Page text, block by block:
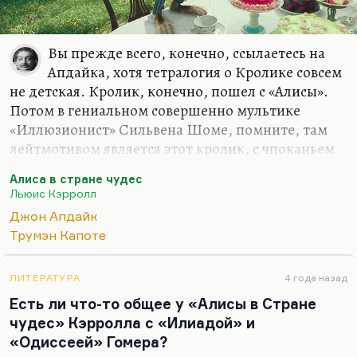
Вы прежде всего, конечно, ссылаетесь на
Апдайка, хотя тетралогия о Кролике совсем
не детская. Кролик, конечно, пошел с «Алисы».
Потом в гениальном совершенно мультике
«Иллюзионист» Сильвена Шоме, помните, там
лейтмотивом является этот кролик, с чпоканьем
Кролик на самом деле, начиная с «Алисы», имеет
тройную коннотацию, раз уж вас действительно
интересует образ кролика, и в том числе у
«Алисы», а это бешено размножающееся
существо, это существо, наделенное — как бы
сказать?— невероятной потенцией и
недостаточными средствами для того, чтобы её
реализовать, потому что то денег у него хватает,
Алиса в стране чудес
Льюис Кэрролл
Джон Апдайк
Трумэн Капоте
ЛИТЕРАТУРА 4 года назад
Есть ли что-то общее у «Алисы в Стране
чудес» Кэрролла с «Илиадой» и
«Одиссеей» Гомера?